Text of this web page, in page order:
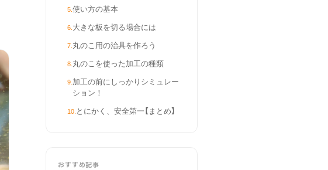
5. 使い方の基本
6. 大きな板を切る場合には
7. 丸のこ用の治具を作ろう
8. 丸のこを使った加工の種類
9. 加工の前にしっかりシミュレー
ション！
10. とにかく、安全第一【まとめ】
おすすめ記事